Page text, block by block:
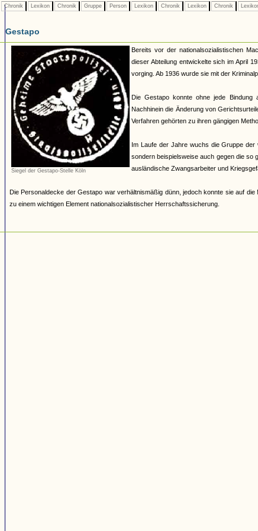
Chronik Lexikon Chronik Gruppe Person Lexikon Chronik Lexikon Chronik
Gestapo
Siegel der Gestapo-Stelle Köln
Bereits vor der nationalsozialistischen
dieser Abteilung entwickelte sich im April
vorging. Ab 1936 wurde sie mit der
Die Gestapo konnte ohne jede Bindung
Nachhinein die Änderung von
Verfahren gehörten zu ihren gängigen
Im Laufe der Jahre wuchs die Gruppe der
sondern beispielsweise auch gegen die so
ausländische Zwangsarbeiter und
Die Personaldecke der Gestapo war verhältnismäßig dünn, jedoch konnte sie auf
zu einem wichtigen Element nationalsozialistischer Herrschaftssicherung.